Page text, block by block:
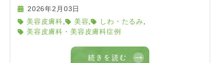
2026年2月03日
美容皮膚科, 美容, しわ・たるみ ,
美容皮膚科・美容皮膚科症例
続きを読む